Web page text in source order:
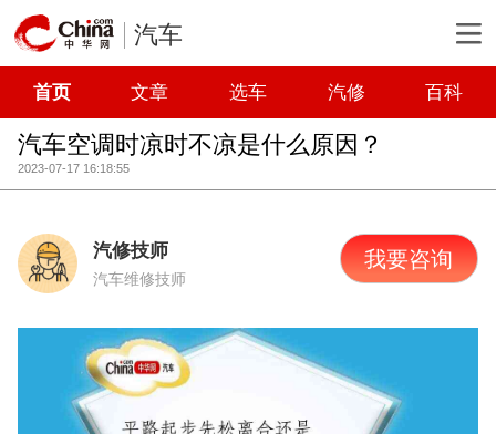
汽车
首页 文章 选车 汽修 百科
汽车空调时凉时不凉是什么原因？
2023-07-17 16:18:55
汽修技师
汽车维修技师
我要咨询